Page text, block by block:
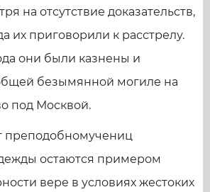
на отсутствие доказательств,
их приговорили к расстрелу.
они были казнены и
безымянной могиле на
под Москвой.
преподобномучениц
остаются примером
вере в условиях жестоких